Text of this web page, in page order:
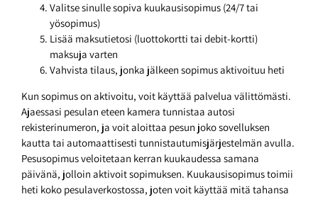
Valitse sinulle sopiva kuukausisopimus (24/7 tai
yösopimus)
Lisää maksutietosi (luottokortti tai debit-kortti)
maksuja varten
Vahvista tilaus, jonka jälkeen sopimus aktivoituu heti
Kun sopimus on aktivoitu, voit käyttää palvelua välittömästi.
Ajaessasi pesulan eteen kamera tunnistaa autosi
rekisterinumeron, ja voit aloittaa pesun joko sovelluksen
kautta tai automaattisesti tunnistautumisjärjestelmän avulla.
Pesusopimus veloitetaan kerran kuukaudessa samana
päivänä, jolloin aktivoit sopimuksen. Kuukausisopimus toimii
heti koko pesulaverkostossa, joten voit käyttää mitä tahansa